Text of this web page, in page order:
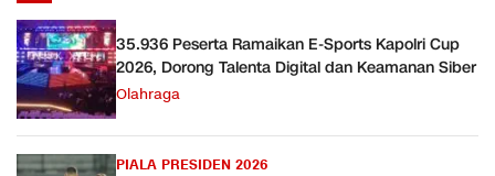
35.936 Peserta Ramaikan E-Sports Kapolri Cup
2026, Dorong Talenta Digital dan Keamanan Siber
Olahraga
PIALA PRESIDEN 2026